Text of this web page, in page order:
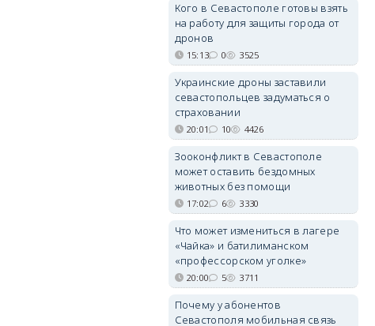
Кого в Севастополе готовы взять
на работу для защиты города от
дронов
15:13 0 3525
Украинские дроны заставили
севастопольцев задуматься о
страховании
20:01 10 4426
Зооконфликт в Севастополе
может оставить бездомных
животных без помощи
17:02 6 3330
Что может измениться в лагере
«Чайка» и батилиманском
«профессорском уголке»
20:00 5 3711
Почему у абонентов
Севастополя мобильная связь